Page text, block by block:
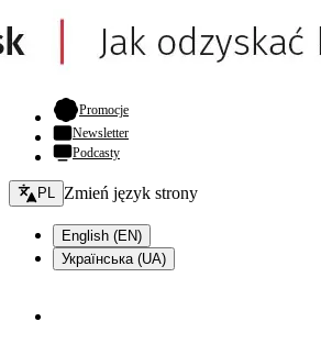
Promocje- otwiera się w nowej karcie
Newsletter
Podcasty
Zmień język - bieżący:
PL Zmień język strony
English (EN)
Українська (UA)